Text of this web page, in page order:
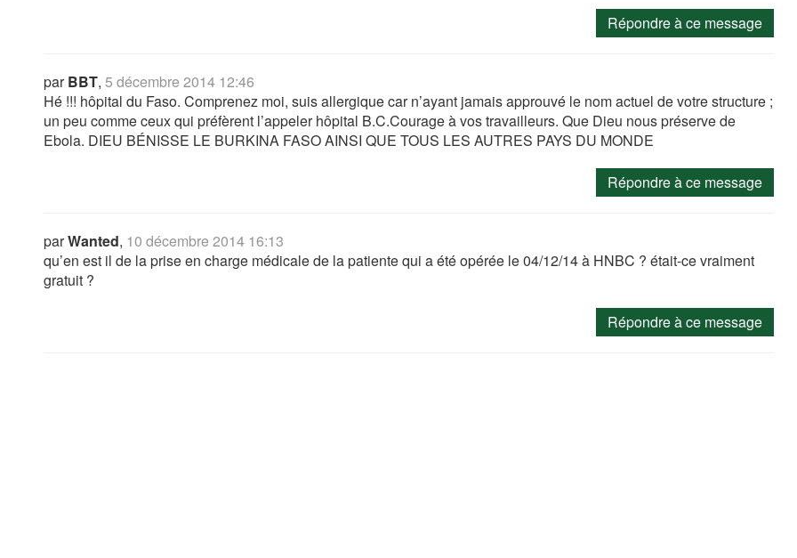
Répondre à ce message
parBBT, 5 décembre 2014 12:46
Hé !!! hôpital du Faso. Comprenez moi, suis allergique car n’ayant jamais approuvé le nom actuel de votre structure ;
un peu comme ceux qui préfèrent l’appeler hôpital B.C.Courage à vos travailleurs. Que Dieu nous préserve de
Ebola. DIEU BÉNISSE LE BURKINA FASO AINSI QUE TOUS LES AUTRES PAYS DU MONDE
Répondre à ce message
parWanted, 10 décembre 2014 16:13
qu’en est il de la prise en charge médicale de la patiente qui a été opérée le 04/12/14 à HNBC ? était-ce vraiment
gratuit ?
Répondre à ce message